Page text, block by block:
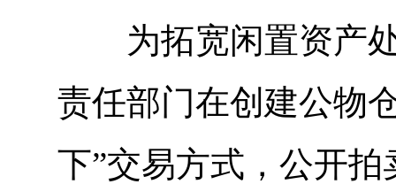
为拓宽闲置资产处
责任部门在创建公物
下”交易方式，公开